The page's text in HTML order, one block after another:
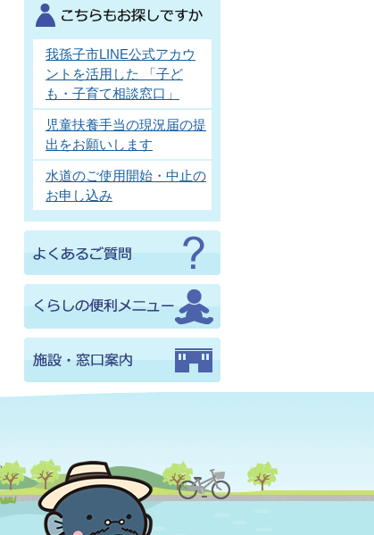
我孫子市LINE公式アカウ
ントを活用した 「子ど
も・子育て相談窓口」
児童扶養手当の現況届の提
出をお願いします
水道のご使用開始・中止の
お申し込み